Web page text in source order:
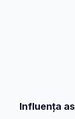
Influența